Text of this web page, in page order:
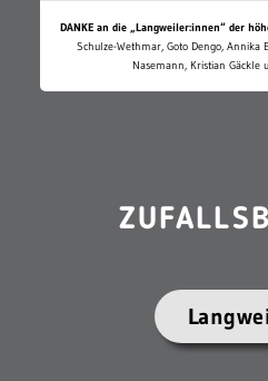
DANKE an die „Langweiler:innen“ der
Schulze-Wethmar, Goto Dengo,
Nasemann, Kristian Gäckle